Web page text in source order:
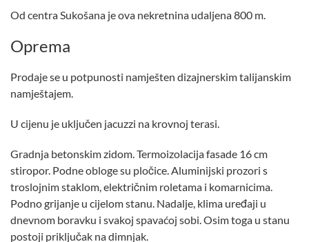
Od centra Sukošana je ova nekretnina udaljena 800 m.
Oprema
Prodaje se u potpunosti namješten dizajnerskim talijanskim
namještajem.
U cijenu je uključen jacuzzi na krovnoj terasi.
Gradnja betonskim zidom. Termoizolacija fasade 16 cm
stiropor. Podne obloge su pločice. Aluminijski prozori s
troslojnim staklom, električnim roletama i komarnicima.
Podno grijanje u cijelom stanu. Nadalje, klima uređaji u
dnevnom boravku i svakoj spavaćoj sobi. Osim toga u stanu
postoji priključak na dimnjak.